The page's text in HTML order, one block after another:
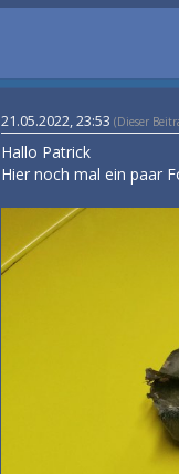
21.05.2022, 23:53 (Dieser
Hallo Patrick
Hier noch mal ein paar